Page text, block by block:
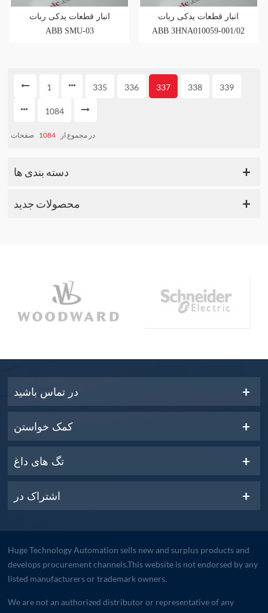
انبار قطعات یدکی ربات
ABB SMU-03
انبار قطعات یدکی ربات
ABB 3HNA010059-001/02
1 335 336 337 338 339
1084
در مجموع از 1084 صفحات
دسته بندی ها
محصولات جدید
در تماس باشید
کمک خواستن
تگ های داغ
اشتراک در
Huge Technology Automation sells new and surplus products and
develops procurement channels.This website is not endorsed by any
listed manufacturers or trademark owners.
We are not an authorized distributor or representative of any